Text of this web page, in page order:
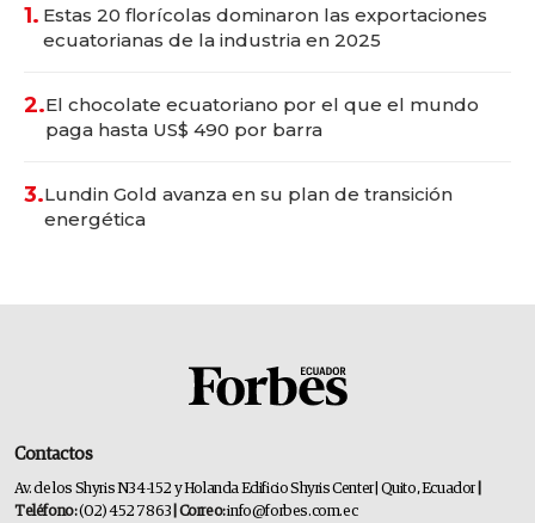
1. Estas 20 florícolas dominaron las exportaciones
ecuatorianas de la industria en 2025
2.El chocolate ecuatoriano por el que el mundo
paga hasta US$ 490 por barra
3.Lundin Gold avanza en su plan de transición
energética
Contactos
Av. de los Shyris N34-152 y Holanda Edificio Shyris Center | Quito, Ecuador
Teléfono:(02) 452 7863 | Correo:info@forbes.com.ec